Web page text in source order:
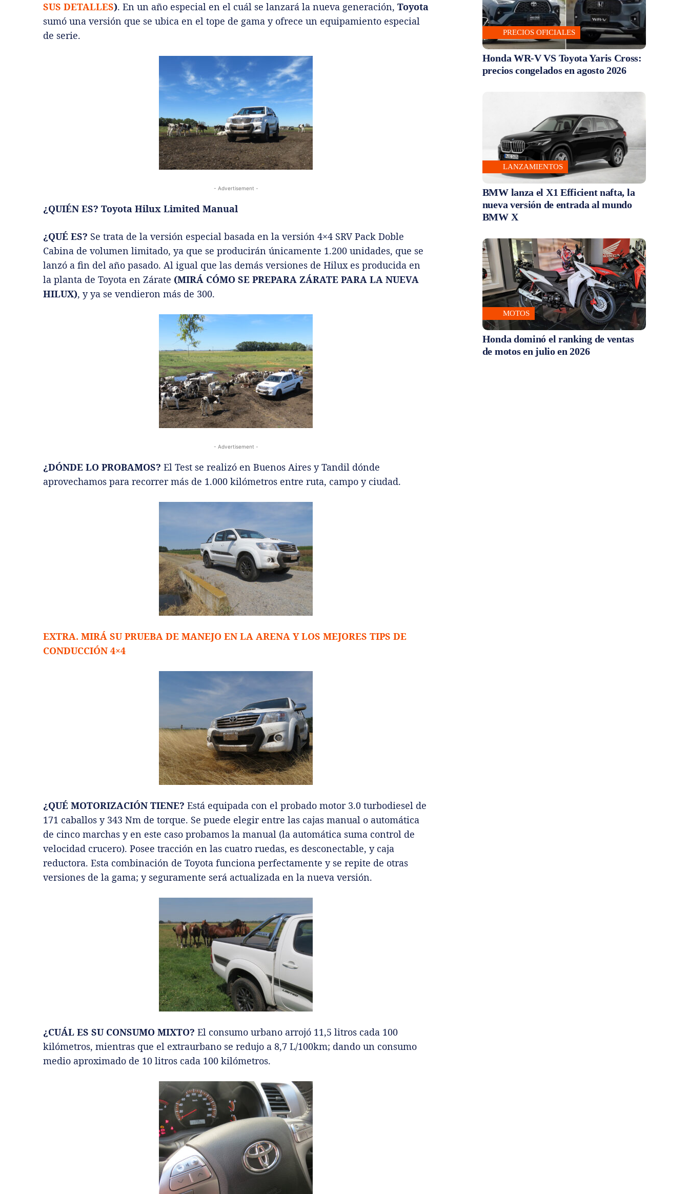
SUS DETALLES). En un año especial en el cuál se lanzará la nueva generación, Toyota
sumó una versión que se ubica en el tope de gama y ofrece un equipamiento especial
de serie.
- Advertisement -
¿QUIÉN ES? Toyota Hilux Limited Manual
¿QUÉ ES? Se trata de la versión especial basada en la versión 4×4 SRV Pack Doble
Cabina de volumen limitado, ya que se producirán únicamente 1.200 unidades, que se
lanzó a fin del año pasado. Al igual que las demás versiones de Hilux es producida en
la planta de Toyota en Zárate (MIRÁ CÓMO SE PREPARA ZÁRATE PARA LA NUEVA
HILUX), y ya se vendieron más de 300.
- Advertisement -
¿DÓNDE LO PROBAMOS? El Test se realizó en Buenos Aires y Tandil dónde
aprovechamos para recorrer más de 1.000 kilómetros entre ruta, campo y ciudad.
EXTRA. MIRÁ SU PRUEBA DE MANEJO EN LA ARENA Y LOS MEJORES TIPS DE
CONDUCCIÓN 4×4
¿QUÉ MOTORIZACIÓN TIENE? Está equipada con el probado motor 3.0 turbodiesel de
171 caballos y 343 Nm de torque. Se puede elegir entre las cajas manual o automática
de cinco marchas y en este caso probamos la manual (la automática suma control de
velocidad crucero). Posee tracción en las cuatro ruedas, es desconectable, y caja
reductora. Esta combinación de Toyota funciona perfectamente y se repite de otras
versiones de la gama; y seguramente será actualizada en la nueva versión.
¿CUÁL ES SU CONSUMO MIXTO? El consumo urbano arrojó 11,5 litros cada 100
kilómetros, mientras que el extraurbano se redujo a 8,7 L/100km; dando un consumo
medio aproximado de 10 litros cada 100 kilómetros.
PRECIOS OFICIALES
Honda WR-V VS Toyota Yaris Cross:
precios congelados en agosto 2026
LANZAMIENTOS
BMW lanza el X1 Efficient nafta, la
nueva versión de entrada al mundo
BMW X
MOTOS
Honda dominó el ranking de ventas
de motos en julio en 2026